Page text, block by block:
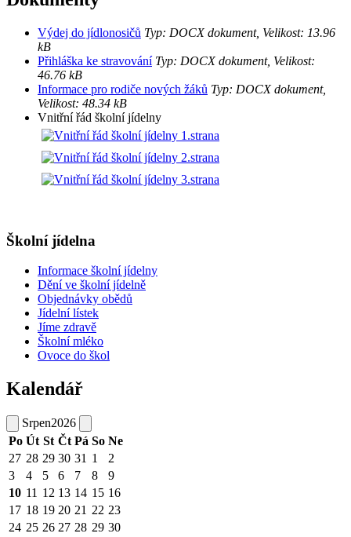
Výdej do jídlonosičů Typ: DOCX dokument, Velikost: 13.96
kB
Přihláška ke stravováníTyp: DOCX dokument, Velikost:
46.76 kB
Informace pro rodiče nových žáků Typ: DOCX dokument,
Velikost: 48.34 kB
Vnitřní řád školní jídelny
Školní jídelna
Informace školní jídelny
Dění ve školní jídelně
Objednávky obědů
Jídelní lístek
Jíme zdravě
Školní mléko
Ovoce do škol
Kalendář
Srpen2026
Po Út St Čt Pá So Ne
27 28 29 30 31 1
2
3
4 5 6 7 8
9
10 11 12 13 14 15 16
17 18 19 20 21 22 23
24 25 26 27 28 29 30